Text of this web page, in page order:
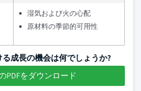
湿気および火の心配
原材料の季節的可用性
成長の機会は何でしょうか?
PDFをダウンロード